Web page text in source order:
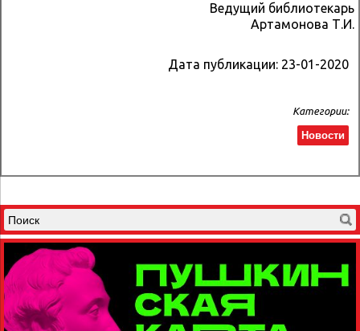
Ведущий библиотекарь
Артамонова Т.И.
Дата публикации: 23-01-2020
Категории:
Новости